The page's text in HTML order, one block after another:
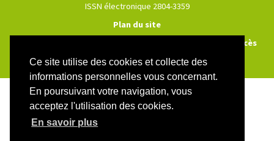
Ce site utilise des cookies et collecte des
informations personnelles vous concernant.
En poursuivant votre navigation, vous
acceptez l'utilisation des cookies.
En savoir plus
ISSN électronique 2804-3359
Plan du site
Accès